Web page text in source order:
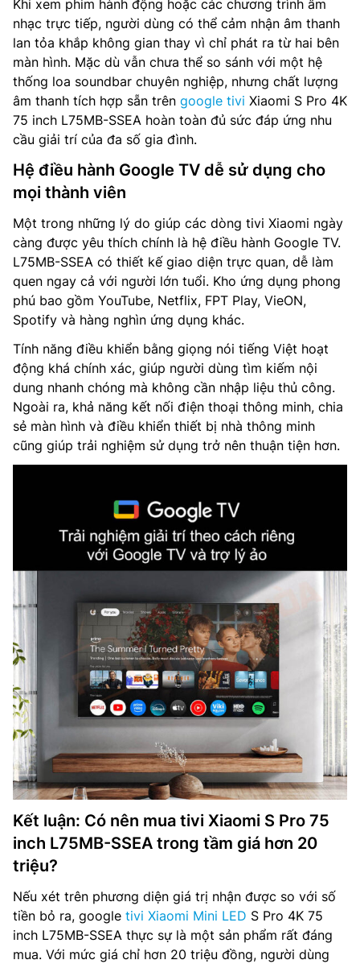
Khi xem phim hành động hoặc các chương trình âm
nhạc trực tiếp, người dùng có thể cảm nhận âm thanh
lan tỏa khắp không gian thay vì chỉ phát ra từ hai bên
màn hình. Mặc dù vẫn chưa thể so sánh với một hệ
thống loa soundbar chuyên nghiệp, nhưng chất lượng
âm thanh tích hợp sẵn trên google tivi Xiaomi S Pro 4K
75 inch L75MB-SSEA hoàn toàn đủ sức đáp ứng nhu
cầu giải trí của đa số gia đình.
Hệ điều hành Google TV dễ sử dụng cho
mọi thành viên
Một trong những lý do giúp các dòng tivi Xiaomi ngày
càng được yêu thích chính là hệ điều hành Google TV.
L75MB-SSEA có thiết kế giao diện trực quan, dễ làm
quen ngay cả với người lớn tuổi. Kho ứng dụng phong
phú bao gồm YouTube, Netflix, FPT Play, VieON,
Spotify và hàng nghìn ứng dụng khác.
Tính năng điều khiển bằng giọng nói tiếng Việt hoạt
động khá chính xác, giúp người dùng tìm kiếm nội
dung nhanh chóng mà không cần nhập liệu thủ công.
Ngoài ra, khả năng kết nối điện thoại thông minh, chia
sẻ màn hình và điều khiển thiết bị nhà thông minh
cũng giúp trải nghiệm sử dụng trở nên thuận tiện hơn.
Kết luận: Có nên mua tivi Xiaomi S Pro 75
inch L75MB-SSEA trong tầm giá hơn 20
triệu?
Nếu xét trên phương diện giá trị nhận được so với số
tiền bỏ ra, google tivi Xiaomi Mini LED S Pro 4K 75
inch L75MB-SSEA thực sự là một sản phẩm rất đáng
mua. Với mức giá chỉ hơn 20 triệu đồng, người dùng